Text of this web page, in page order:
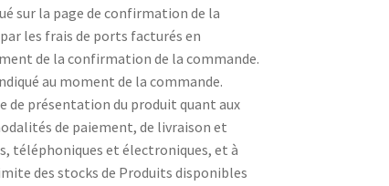
sur la page de confirmation de la
les frais de ports facturés en
de la confirmation de la commande.
au moment de la commande.
de présentation du produit quant aux
de paiement, de livraison et
téléphoniques et électroniques, et à
des stocks de Produits disponibles